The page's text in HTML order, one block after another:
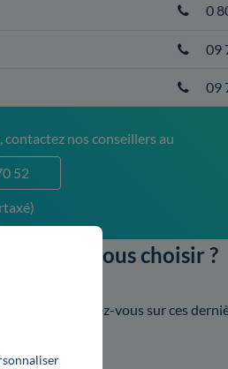
0
09
09
contactez nos conseillers au
52
devez-vous choisir ?
Renseignez-vous sur ces